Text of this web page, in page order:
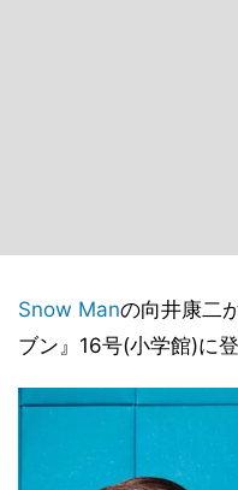
Snow Manの向井康二
ブン』16号(小学館)に